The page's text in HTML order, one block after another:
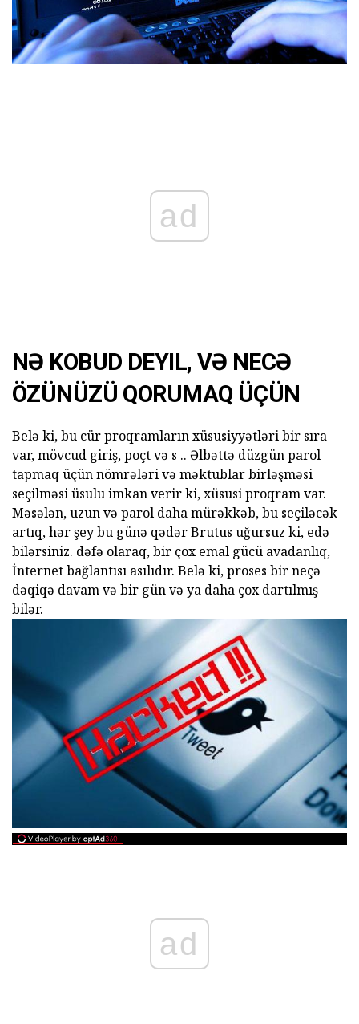
ad
NƏ KOBUD DEYIL, VƏ NECƏ
ÖZÜNÜZÜ QORUMAQ ÜÇÜN
Belə ki, bu cür proqramların xüsusiyyətləri bir sıra
var, mövcud giriş, poçt və s .. Əlbəttə düzgün parol
tapmaq üçün nömrələri və məktublar birləşməsi
seçilməsi üsulu imkan verir ki, xüsusi proqram var.
Məsələn, uzun və parol daha mürəkkəb, bu seçiləcək
artıq, hər şey bu günə qədər Brutus uğursuz ki, edə
bilərsiniz. dəfə olaraq, bir çox emal gücü avadanlıq,
İnternet bağlantısı asılıdır. Belə ki, proses bir neçə
dəqiqə davam və bir gün və ya daha çox dartılmış
bilər.
ad